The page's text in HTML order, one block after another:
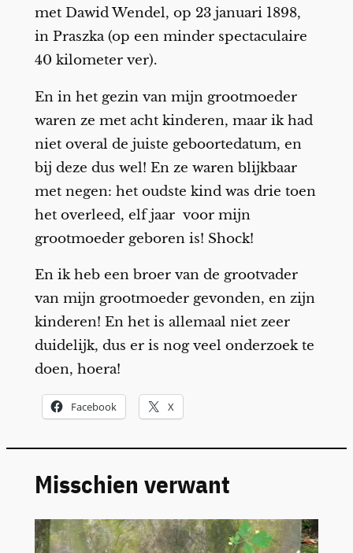
met Dawid Wendel, op 23 januari 1898,
in Praszka (op een minder spectaculaire
40 kilometer ver).
En in het gezin van mijn grootmoeder
waren ze met acht kinderen, maar ik had
niet overal de juiste geboortedatum, en
bij deze dus wel! En ze waren blijkbaar
met negen: het oudste kind was drie toen
het overleed, elf jaar voor mijn
grootmoeder geboren is! Shock!
En ik heb een broer van de grootvader
van mijn grootmoeder gevonden, en zijn
kinderen! En het is allemaal niet zeer
duidelijk, dus er is nog veel onderzoek te
doen, hoera!
Facebook X
Misschien verwant